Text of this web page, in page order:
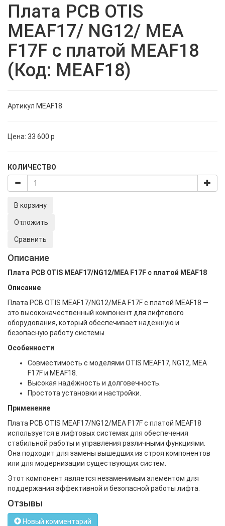
Плата PCB OTIS
MEAF17/ NG12/ MEA
F17F с платой MEAF18
(Код: MEAF18)
Артикул MEAF18
Цена: 33 600 p
КОЛИЧЕСТВО
В корзину
Отложить
Сравнить
Описание
Плата PCB OTIS MEAF17/NG12/MEA F17F с платой MEAF18
Описание
Плата PCB OTIS MEAF17/NG12/MEA F17F с платой MEAF18 —
это высококачественный компонент для лифтового
оборудования, который обеспечивает надёжную и
безопасную работу системы.
Особенности
Совместимость с моделями OTIS MEAF17, NG12, MEA
F17F и MEAF18.
Высокая надёжность и долговечность.
Простота установки и настройки.
Применение
Плата PCB OTIS MEAF17/NG12/MEA F17F с платой MEAF18
используется в лифтовых системах для обеспечения
стабильной работы и управления различными функциями.
Она подходит для замены вышедших из строя компонентов
или для модернизации существующих систем.
Этот компонент является незаменимым элементом для
поддержания эффективной и безопасной работы лифта.
Отзывы
Новый комментарий